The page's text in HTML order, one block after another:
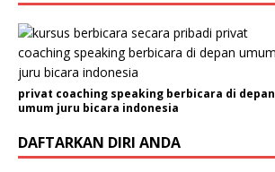
privat coaching speaking berbicara di depan
umum juru bicara indonesia
DAFTARKAN DIRI ANDA